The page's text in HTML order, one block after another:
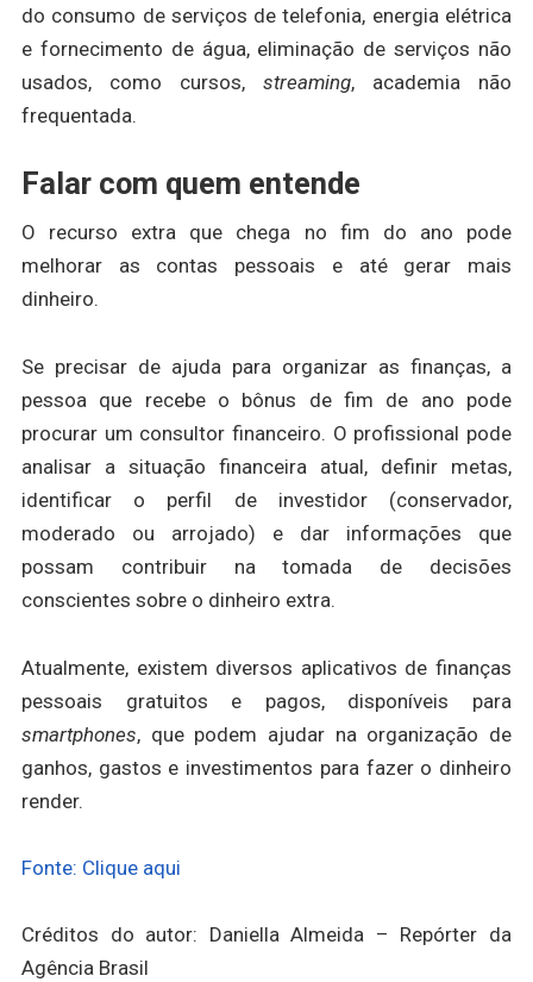
do consumo de serviços de telefonia, energia elétrica
e fornecimento de água, eliminação de serviços não
usados, como cursos,streaming, academia não
frequentada.
Falar com quem entende
O recurso extra que chega no fim do ano pode
melhorar as contas pessoais e até gerar mais
dinheiro.
Se precisar de ajuda para organizar as finanças, a
pessoa que recebe o bônus de fim de ano pode
procurar um consultor financeiro. O profissional pode
analisar a situação financeira atual, definir metas,
identificar o perfil de investidor (conservador,
moderado ou arrojado) e dar informações que
possam contribuir na tomada de decisões
conscientes sobre o dinheiro extra.
Atualmente, existem diversos aplicativos de finanças
pessoais gratuitos e pagos, disponíveis para
smartphones, que podem ajudar na organização de
ganhos, gastos e investimentos para fazer o dinheiro
render.
Fonte: Clique aqui
Créditos do autor: Daniella Almeida – Repórter da
Agência Brasil